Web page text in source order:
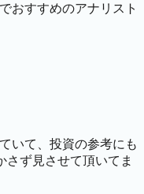
おすすめのアナリスト
いて、投資の参考にも
さず見させて頂いてま